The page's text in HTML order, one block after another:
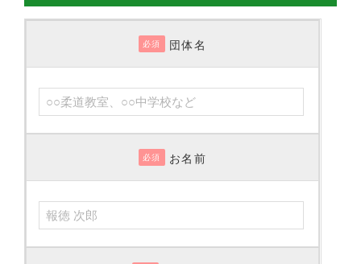
必須 団体名
必須 お名前